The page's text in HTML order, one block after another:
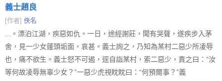
義士趙良
[作者] 佚名
...。漂泊江湖，疾惡如仇。一日，途經謝莊，聞有哭聲，遂疾步入茅
舍，見一少女蓬頭垢面，哀甚。義士詢之，乃知為某村二惡少所凌辱
也，痛不欲生。義士怒不可遏，逕自詣某村，索二惡少，責之曰：“汝
等何故凌辱無辜少女？”一惡少虎視眈眈曰：“何預爾事？”義